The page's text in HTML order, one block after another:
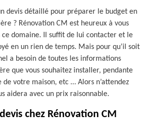
devis détaillé pour préparer le budget en
? Rénovation CM est heureux à vous
ce domaine. Il suffit de lui contacter et le
en un rien de temps. Mais pour qu’il soit
a besoin de toutes les informations
que vous souhaitez installer, pendante
de votre maison, etc … Alors n’attendez
aidera avec un prix raisonnable.
chez Rénovation CM